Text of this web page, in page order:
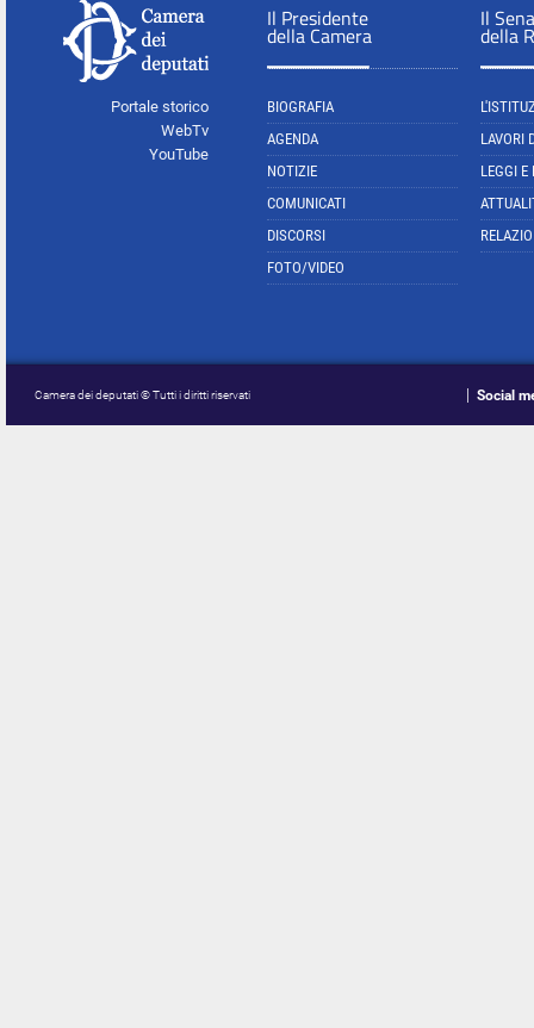
Portale storico
WebTv
YouTube
Il Presidente
della Camera
BIOGRAFIA
AGENDA
NOTIZIE
COMUNICATI
DISCORSI
FOTO/VIDEO
Il
della
LAVORI
LEGGI E
Camera dei deputati © Tutti i diritti riservati Social